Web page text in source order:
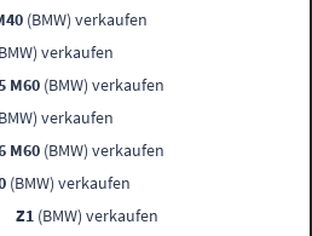
(BMW) verkaufen
verkaufen
M60 (BMW) verkaufen
verkaufen
M60 (BMW) verkaufen
(BMW) verkaufen
Z1 (BMW) verkaufen